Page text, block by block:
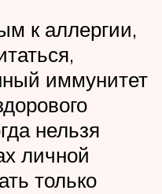
к аллергии,
иммунитет
нельзя
личной
только